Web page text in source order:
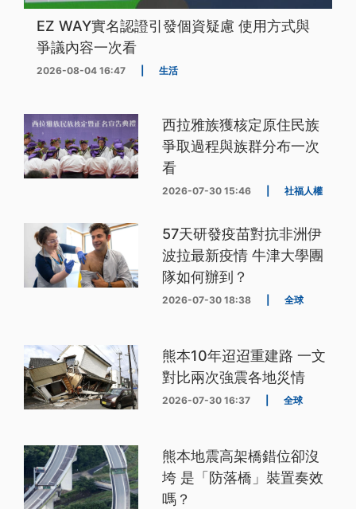
EZ WAY實名認證引發個資疑慮 使用方式與
爭議內容一次看
2026-08-04 16:47 生活
西拉雅族獲核定原住民族
爭取過程與族群分布一次
看
2026-07-30 15:46 社福人權
57天研發疫苗對抗非洲伊
波拉最新疫情 牛津大學團
隊如何辦到？
2026-07-30 18:38 全球
熊本10年迢迢重建路 一文
對比兩次強震各地災情
2026-07-30 16:37 全球
熊本地震高架橋錯位卻沒
垮 是「防落橋」裝置奏效
嗎？